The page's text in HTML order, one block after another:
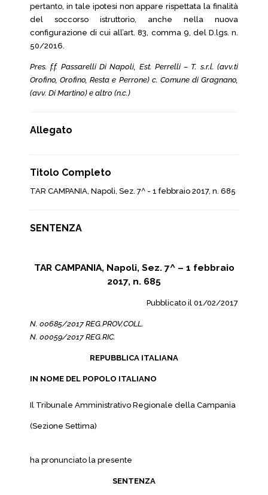
pertanto, in tale ipotesi non appare rispettata la finalità
del soccorso istruttorio, anche nella nuova
configurazione di cui all’art. 83, comma 9, del D.lgs. n.
50/2016.
Pres. f.f. Passarelli Di Napoli, Est. Perrelli – T. s.r.l. (avv.ti
Orofino, Orofino, Resta e Perrone) c. Comune di Gragnano,
(avv. Di Martino) e altro (n.c.)
Allegato
Titolo Completo
TAR CAMPANIA, Napoli, Sez. 7^ - 1 febbraio 2017, n. 685
SENTENZA
TAR CAMPANIA, Napoli, Sez. 7^ – 1 febbraio
2017, n. 685
Pubblicato il 01/02/2017
N. 00685/2017 REG.PROV.COLL.
N. 00059/2017 REG.RIC.
REPUBBLICA ITALIANA
IN NOME DEL POPOLO ITALIANO
Il Tribunale Amministrativo Regionale della Campania
(Sezione Settima)
ha pronunciato la presente
SENTENZA